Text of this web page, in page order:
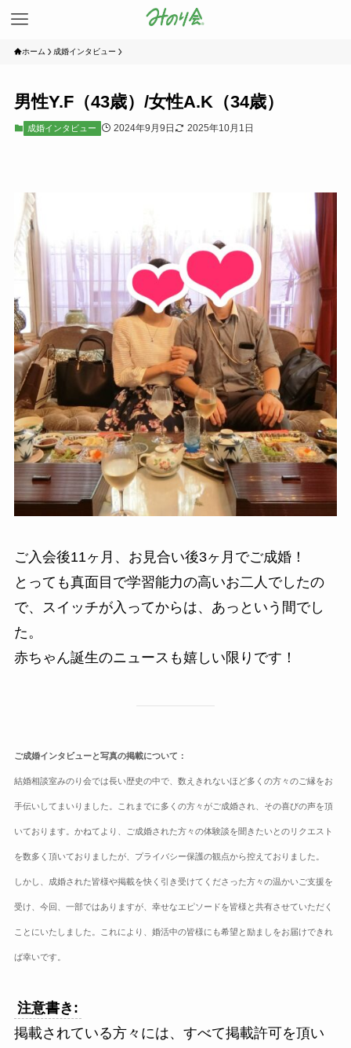
ホーム 成婚インタビュー
男性Y.F（43歳）/女性A.K（34歳）
成婚インタビュー 2024年9月9日 2025年10月1日
ご入会後11ヶ月、お見合い後3ヶ月でご成婚！
とっても真面目で学習能力の高いお二人でしたの
で、スイッチが入ってからは、あっという間でし
た。
赤ちゃん誕生のニュースも嬉しい限りです！
ご成婚インタビューと写真の掲載について：
結婚相談室みのり会では長い歴史の中で、数えきれないほど多くの方々のご縁をお
手伝いしてまいりました。これまでに多くの方々がご成婚され、その喜びの声を頂
いております。かねてより、ご成婚された方々の体験談を聞きたいとのリクエスト
を数多く頂いておりましたが、プライバシー保護の観点から控えておりました。
しかし、成婚された皆様や掲載を快く引き受けてくださった方々の温かいご支援を
受け、今回、一部ではありますが、幸せなエピソードを皆様と共有させていただく
ことにいたしました。これにより、婚活中の皆様にも希望と励ましをお届けできれ
ば幸いです。
注意書き:
掲載されている方々には、すべて掲載許可を頂い